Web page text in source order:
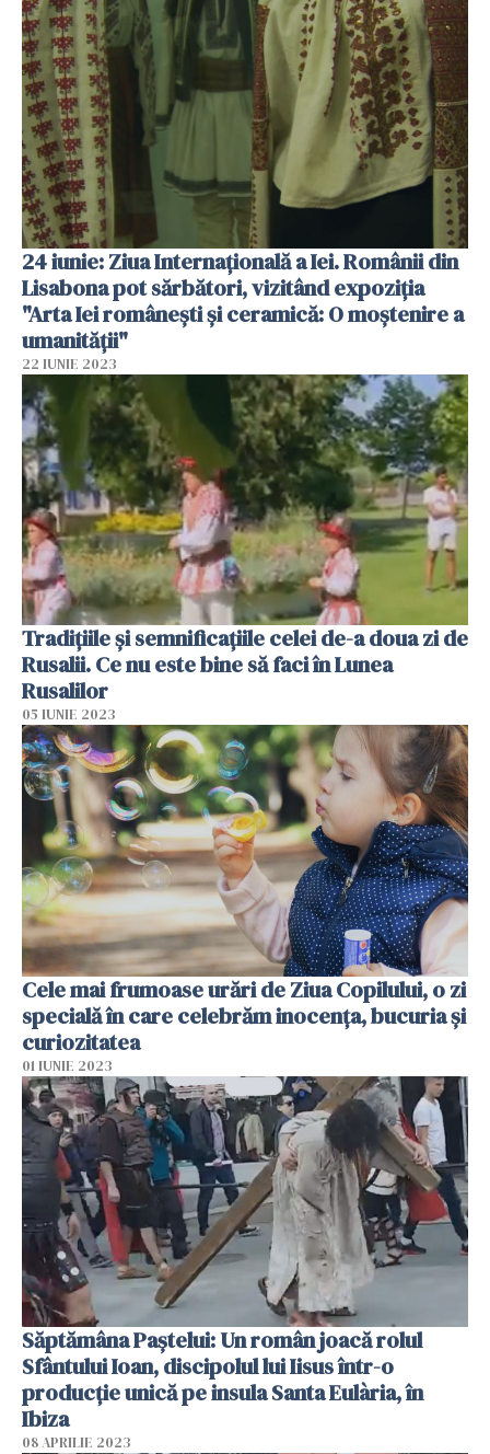
24 iunie: Ziua Internațională a Iei. Românii din
Lisabona pot sărbători, vizitând expoziția
"Arta Iei românești și ceramică: O moștenire a
umanității"
22 IUNIE 2023
Tradițiile și semnificațiile celei de-a doua zi de
Rusalii. Ce nu este bine să faci în Lunea
Rusalilor
05 IUNIE 2023
Cele mai frumoase urări de Ziua Copilului, o zi
specială în care celebrăm inocența, bucuria și
curiozitatea
01 IUNIE 2023
Săptămâna Paștelui: Un român joacă rolul
Sfântului Ioan, discipolul lui Iisus într-o
producție unică pe insula Santa Eulària, în
Ibiza
08 APRILIE 2023